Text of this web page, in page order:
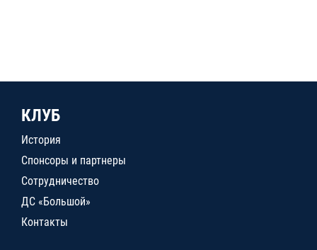
КЛУБ
История
Спонсоры и партнеры
Сотрудничество
ДС «Большой»
Контакты